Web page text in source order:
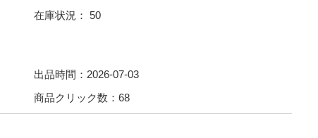
在庫状況： 50
出品時間： 2026-07-03
商品クリック数： 68